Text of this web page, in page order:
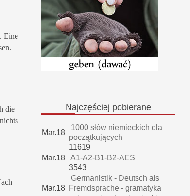
Eine
die
Najczęściej pobierane
Mar.18
1000 słów niemieckich dla
początkujących
11619
Mar.18
A1-A2-B1-B2-AES
3543
Mar.18
Germanistik - Deutsch als
Fremdsprache - gramatyka